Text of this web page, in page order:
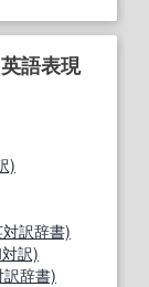
語表現
)
訳辞書)
訳)
辞書)